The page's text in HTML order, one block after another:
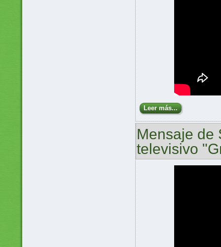
Leer más...
Mensaje de
televisivo